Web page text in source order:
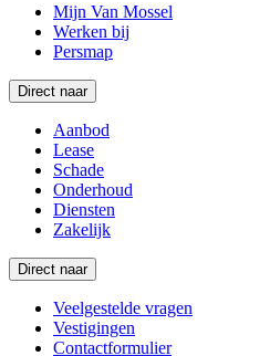
Mijn Van Mossel
Werken bij
Persmap
Direct naar
Aanbod
Lease
Schade
Onderhoud
Diensten
Zakelijk
Direct naar
Veelgestelde vragen
Vestigingen
Contactformulier